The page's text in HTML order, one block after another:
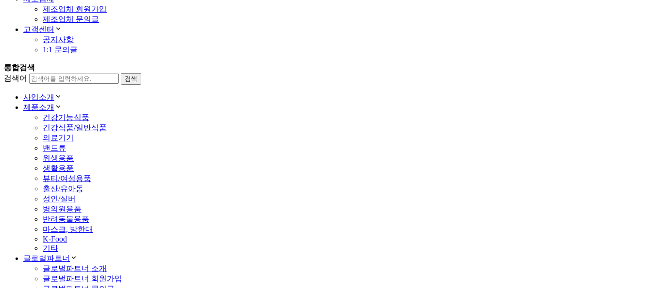
제조업체 회원가입
제조업체 문의글
고객센터
공지사항
1:1 문의글
통합검색
검색어
사업소개
제품소개
건강기능식품
건강식품/일반식품
의료기기
밴드류
위생용품
생활용품
뷰티/여성용품
출산/유아동
성인/실버
병의원용품
반려동물용품
마스크, 방한대
K-Food
기타
글로벌파트너
글로벌파트너 소개
글로벌파트너 회원가입